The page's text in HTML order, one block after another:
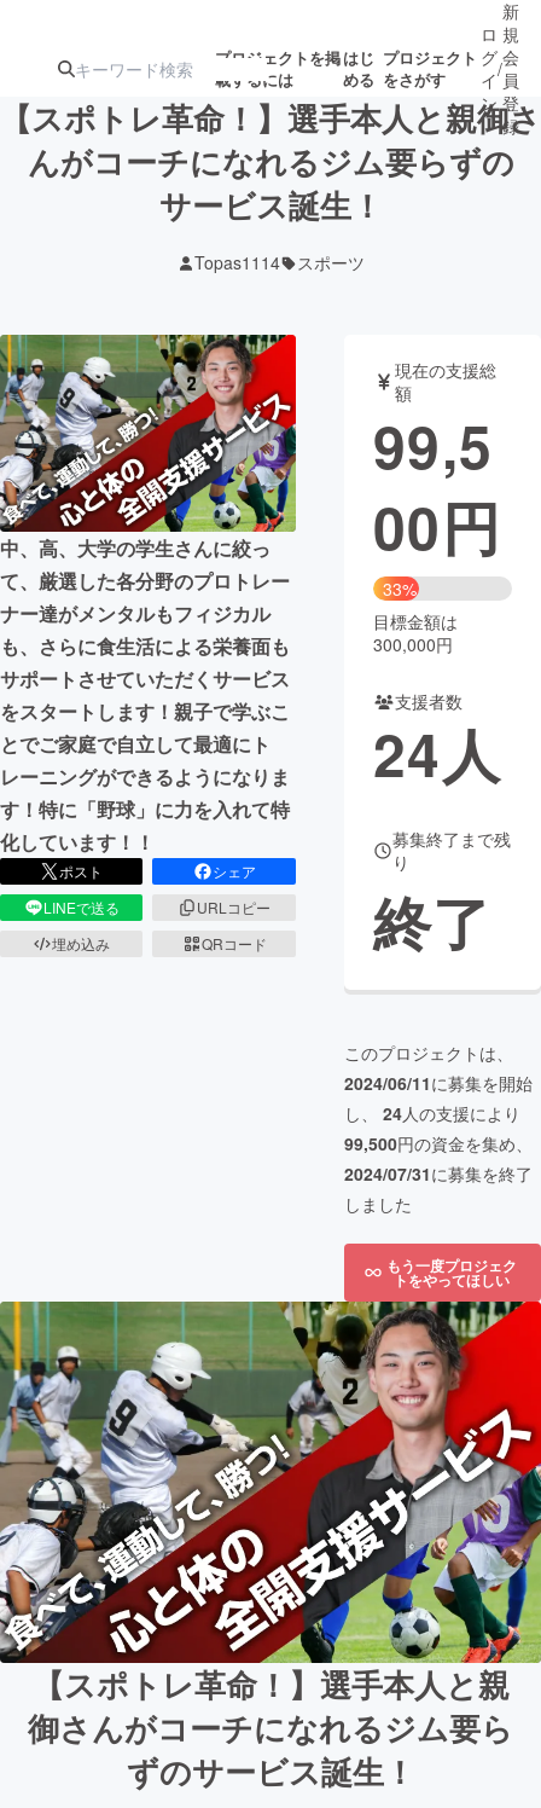
プロジェクトを掲
載するには
はじ
める
プロジェクト
をさがす
注目のリ 注目の新着プロ募集終了が近いプ
テクノロジー・ガジェット
映像・映画 書籍・雑誌
ビジネス・起業 チャレンジ
まちづくり・地域活性化
CAMPFIRE for Social Good
CAMPFIRE Creation
CAMPFIREふるさと納税
コミュニティ
ロ
グ
イ
ン
/
新
規
会
員
登
録
【スポトレ革命！】選手本人と親御さ
んがコーチになれるジム要らずの
サービス誕生！
Topas1114 スポーツ
中、高、大学の学生さんに絞っ
て、厳選した各分野のプロトレー
ナー達がメンタルもフィジカル
も、さらに食生活による栄養面も
サポートさせていただくサービス
をスタートします！親子で学ぶこ
とでご家庭で自立して最適にト
レーニングができるようになりま
す！特に「野球」に力を入れて特
化しています！！
ポスト
シェア
LINEで送る
URLコピー
埋め込み
QRコード
現在の支援総
額
99,5
00円
33%
目標金額は
300,000円
支援者数
24人
募集終了まで残
り
終了
このプロジェクトは、
2024/06/11に募集を開始
し、 24人の支援により
99,500円の資金を集め、
2024/07/31に募集を終了
しました
もう一度プロジェク
トをやってほしい
【スポトレ革命！】選手本人と親
御さんがコーチになれるジム要ら
ずのサービス誕生！